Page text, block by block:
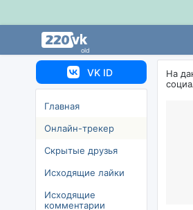
old
VK ID
Главная
Онлайн-трекер
Скрытые друзья
Исходящие лайки
Исходящие
комментарии
На